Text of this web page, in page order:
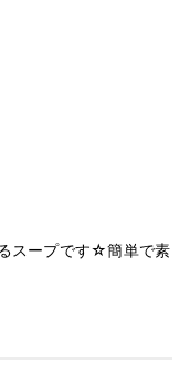
スープです☆簡単で素